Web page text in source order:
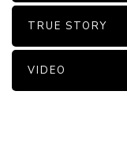
TRUE STORY
VIDEO